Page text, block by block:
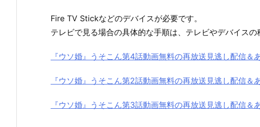
Fire TV Stickなどのデバイスが必要です。
テレビで見る場合の具体的な手順は、テレビやデバイスの
『ウソ婚』うそこん第4話動画無料の再放送見逃し配信＆
『ウソ婚』うそこん第2話動画無料の再放送見逃し配信＆
『ウソ婚』うそこん第3話動画無料の再放送見逃し配信＆